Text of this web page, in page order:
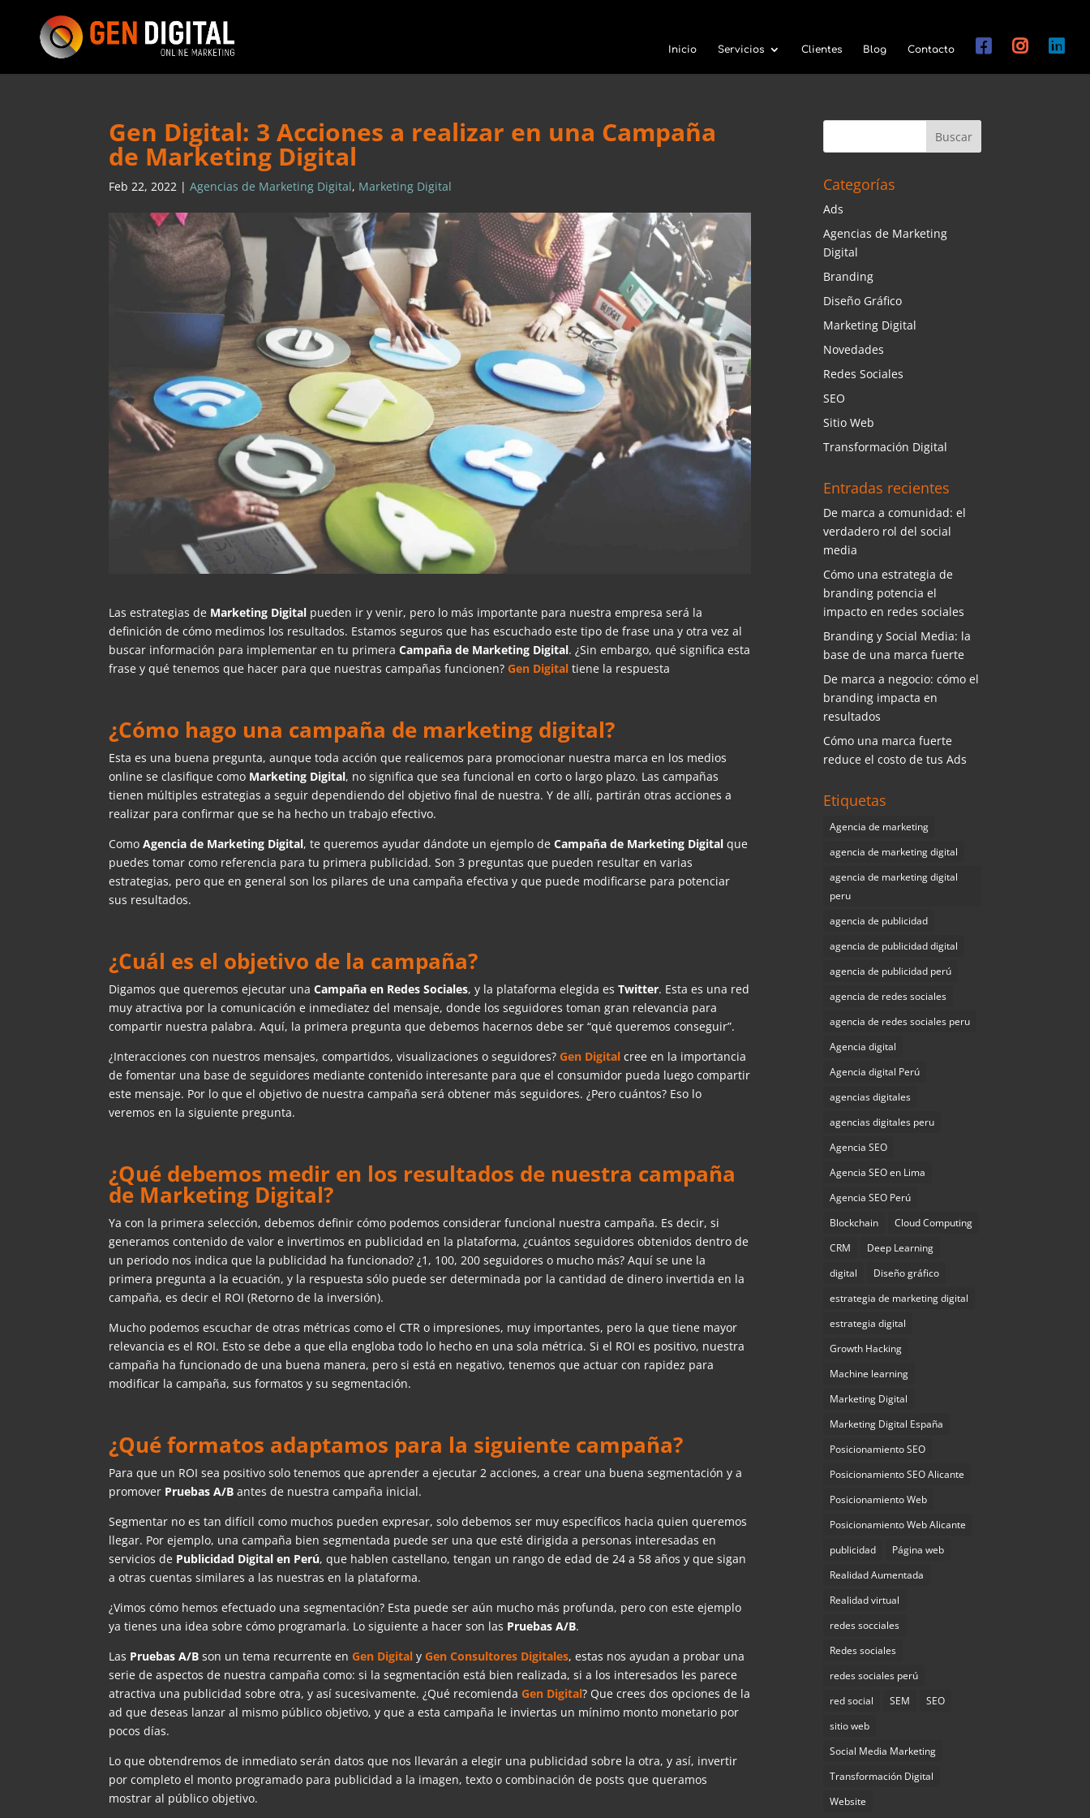
Inicio Servicios Clientes Blog Contacto
Gen Digital: 3 Acciones a realizar en una Campaña
de Marketing Digital
Feb 22, 2022 |Agencias de Marketing Digital, Marketing Digital
Las estrategias de Marketing Digital pueden ir y venir, pero lo más importante para nuestra empresa será la
definición de cómo medimos los resultados. Estamos seguros que has escuchado este tipo de frase una y otra vez al
buscar información para implementar en tu primeraCampaña de Marketing Digital. ¿Sin embargo, qué significa esta
frase y qué tenemos que hacer para que nuestras campañas funcionen?Gen Digitaltiene la respuesta
¿Cómo hago una campaña de marketing digital?
Esta es una buena pregunta, aunque toda acción que realicemos para promocionar nuestra marca en los medios
online se clasifique como Marketing Digital, no significa que sea funcional en corto o largo plazo. Las campañas
tienen múltiples estrategias a seguir dependiendo del objetivo final de nuestra. Y de allí, partirán otras acciones a
realizar para confirmar que se ha hecho un trabajo efectivo.
ComoAgencia de Marketing Digital, te queremos ayudar dándote un ejemplo deCampaña de Marketing Digital que
puedes tomar como referencia para tu primera publicidad. Son 3 preguntas que pueden resultar en varias
estrategias, pero que en general son los pilares de una campaña efectiva y que puede modificarse para potenciar
sus resultados.
¿Cuál es el objetivo de la campaña?
Digamos que queremos ejecutar unaCampaña en Redes Sociales, y la plataforma elegida esTwitter. Esta es una red
muy atractiva por la comunicación e inmediatez del mensaje, donde los seguidores toman gran relevancia para
compartir nuestra palabra. Aquí, la primera pregunta que debemos hacernos debe ser “qué queremos conseguir”.
¿Interacciones con nuestros mensajes, compartidos, visualizaciones o seguidores?Gen Digitalcree en la importancia
de fomentar una base de seguidores mediante contenido interesante para que el consumidor pueda luego compartir
este mensaje. Por lo que el objetivo de nuestra campaña será obtener más seguidores. ¿Pero cuántos? Eso lo
veremos en la siguiente pregunta.
¿Qué debemos medir en los resultados de nuestra campaña
de Marketing Digital?
Ya con la primera selección, debemos definir cómo podemos considerar funcional nuestra campaña. Es decir, si
generamos contenido de valor e invertimos en publicidad en la plataforma, ¿cuántos seguidores obtenidos dentro de
un periodo nos indica que la publicidad ha funcionado? ¿1, 100, 200 seguidores o mucho más? Aquí se une la
primera pregunta a la ecuación, y la respuesta sólo puede ser determinada por la cantidad de dinero invertida en la
campaña, es decir el ROI (Retorno de la inversión).
Mucho podemos escuchar de otras métricas como el CTR o impresiones, muy importantes, pero la que tiene mayor
relevancia es el ROI. Esto se debe a que ella engloba todo lo hecho en una sola métrica. Si el ROI es positivo, nuestra
campaña ha funcionado de una buena manera, pero si está en negativo, tenemos que actuar con rapidez para
modificar la campaña, sus formatos y su segmentación.
¿Qué formatos adaptamos para la siguiente campaña?
Para que un ROI sea positivo solo tenemos que aprender a ejecutar 2 acciones, a crear una buena segmentación y a
promover Pruebas A/B antes de nuestra campaña inicial.
Segmentar no es tan difícil como muchos pueden expresar, solo debemos ser muy específicos hacia quien queremos
llegar. Por ejemplo, una campaña bien segmentada puede ser una que esté dirigida a personas interesadas en
servicios de Publicidad Digital en Perú, que hablen castellano, tengan un rango de edad de 24 a 58 años y que sigan
a otras cuentas similares a las nuestras en la plataforma.
¿Vimos cómo hemos efectuado una segmentación? Esta puede ser aún mucho más profunda, pero con este ejemplo
ya tienes una idea sobre cómo programarla. Lo siguiente a hacer son las Pruebas A/B.
Las Pruebas A/B son un tema recurrente enGen DigitalyGen Consultores Digitales, estas nos ayudan a probar una
serie de aspectos de nuestra campaña como: si la segmentación está bien realizada, si a los interesados les parece
atractiva una publicidad sobre otra, y así sucesivamente. ¿Qué recomiendaGen Digital? Que crees dos opciones de la
ad que deseas lanzar al mismo público objetivo, y que a esta campaña le inviertas un mínimo monto monetario por
pocos días.
Lo que obtendremos de inmediato serán datos que nos llevarán a elegir una publicidad sobre la otra, y así, invertir
por completo el monto programado para publicidad a la imagen, texto o combinación de posts que queramos
mostrar al público objetivo.
Categorías
Ads
Agencias de Marketing
Digital
Branding
Diseño Gráfico
Marketing Digital
Novedades
Redes Sociales
SEO
Sitio Web
Transformación Digital
Entradas recientes
De marca a comunidad: el
verdadero rol del social
media
Cómo una estrategia de
branding potencia el
impacto en redes sociales
Branding y Social Media: la
base de una marca fuerte
De marca a negocio: cómo el
branding impacta en
resultados
Cómo una marca fuerte
reduce el costo de tus Ads
Etiquetas
Agencia de marketing
agencia de marketing digital
agencia de marketing digital
peru
agencia de publicidad
agencia de publicidad digital
agencia de publicidad perú
agencia de redes sociales
agencia de redes sociales peru
Agencia digital
Agencia digital Perú
agencias digitales
agencias digitales peru
Agencia SEO
Agencia SEO en Lima
Agencia SEO Perú
Blockchain
Cloud Computing
CRM
Deep Learning
digital
Diseño gráfico
estrategia de marketing digital
estrategia digital
Growth Hacking
Machine learning
Marketing Digital
Marketing Digital España
Posicionamiento SEO
Posicionamiento SEO Alicante
Posicionamiento Web
Posicionamiento Web Alicante
publicidad
Página web
Realidad Aumentada
Realidad virtual
redes socciales
Redes sociales
redes sociales perú
red social
SEM
SEO
sitio web
Social Media Marketing
Transformación Digital
Website